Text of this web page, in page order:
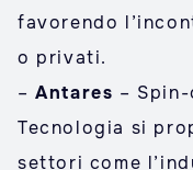
favorendo
o privati.
–Antares –
Tecnologia si
settori come